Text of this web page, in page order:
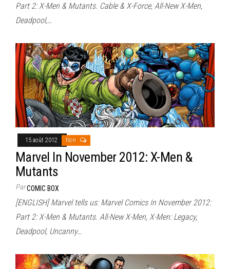
Part 2: X-Men & Mutants. Cable & X-Force, All-New X-Men,
Deadpool,…
15 août 2012 Non
Marvel In November 2012: X-Men &
Mutants
ParCOMIC BOX
[ENGLISH] Marvel tells us: Marvel Comics In November 2012:
Part 2: X-Men & Mutants. All-New X-Men, X-Men: Legacy,
Deadpool, Uncanny…